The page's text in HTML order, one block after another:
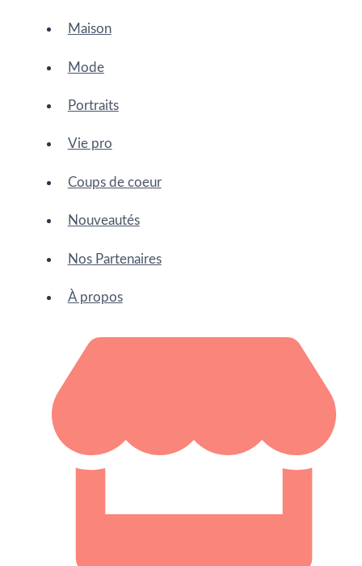
Maison
Mode
Portraits
Vie pro
Coups de coeur
Nouveautés
Nos Partenaires
À propos